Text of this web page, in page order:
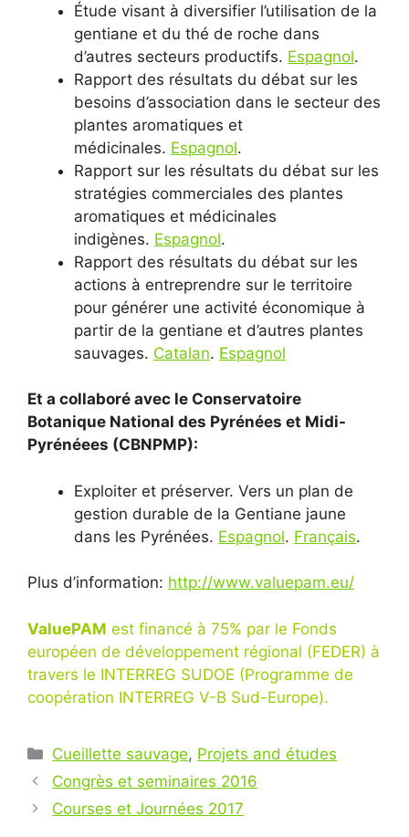
Étude visant à diversifier l’utilisation de la
gentiane et du thé de roche dans
d’autres secteurs productifs. Espagnol.
Rapport des résultats du débat sur les
besoins d’association dans le secteur des
plantes aromatiques et
médicinales. Espagnol.
Rapport sur les résultats du débat sur les
stratégies commerciales des plantes
aromatiques et médicinales
indigènes. Espagnol.
Rapport des résultats du débat sur les
actions à entreprendre sur le territoire
pour générer une activité économique à
partir de la gentiane et d’autres plantes
sauvages. Catalan. Espagnol
Et a collaboré avec le Conservatoire
Botanique National des Pyrénées et Midi-
Pyrénéees (CBNPMP):
Exploiter et préserver. Vers un plan de
gestion durable de la Gentiane jaune
dans les Pyrénées. Espagnol. Français.
Plus d’information: http://www.valuepam.eu/
ValuePAM est financé à 75% par le Fonds
européen de développement régional (FEDER) à
travers le INTERREG SUDOE (Programme de
coopération INTERREG V-B Sud-Europe).
Catégories
Cueillette sauvage, Projets and études
Navigation
des
Congrès et seminaires 2016
Courses et Journées 2017